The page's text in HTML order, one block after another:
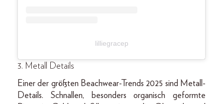
lilliegracep
3. Metall Details
Einer der größten Beachwear-Trends 2025 sind Metall-
Details. Schnallen, besonders organisch geformte